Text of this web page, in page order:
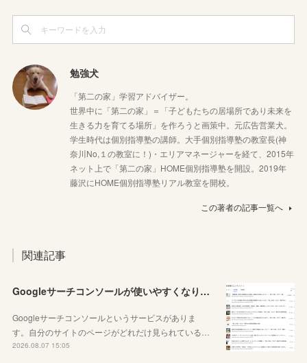
勉強犬
「第二の家」学習アドバイザー。
世界中に「第二の家」＝「子どもたちの居場所であり未来を
生きる力を育てる場所」を作ろうと画策中。元広告営業犬。
学生時代は個別指導塾の講師。大手個別指導塾の教室長(神
奈川No,１の教室に！)・エリアマネージャーを経て、2015年
ネット上で「第二の家」HOME個別指導塾を開設。2019年
藤沢にHOME個別指導塾リアル教室を開校。
この著者の記事一覧へ
関連記事
Googleサーチコンソールが使いやすくなりました！YouTubeも見れるように！
Googleサーチコンソールというサービスがありま
す。自分のサイトのページがどれだけ見られている…
2026.08.07 15:05